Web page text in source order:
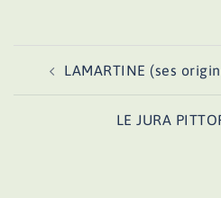
d’articleLAMARTINE (ses
LE JURA